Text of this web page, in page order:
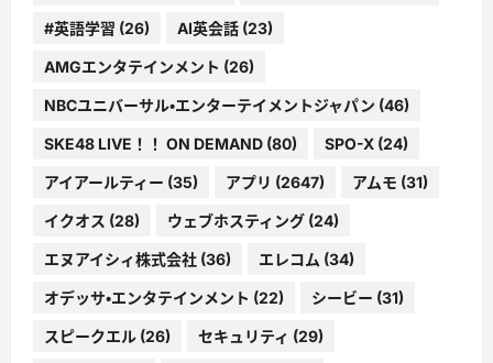
#英語学習 (26) AI英会話 (23)
AMGエンタテインメント (26)
NBCユニバーサル・エンターテイメントジャパン (46)
SKE48 LIVE！！ ON DEMAND (80) SPO-X (24)
アイアールティー (35) アプリ (2647) アムモ (31)
イクオス (28) ウェブホスティング (24)
エヌアイシィ株式会社 (36) エレコム (34)
オデッサ・エンタテインメント (22) シービー (31)
スピークエル (26) セキュリティ (29)